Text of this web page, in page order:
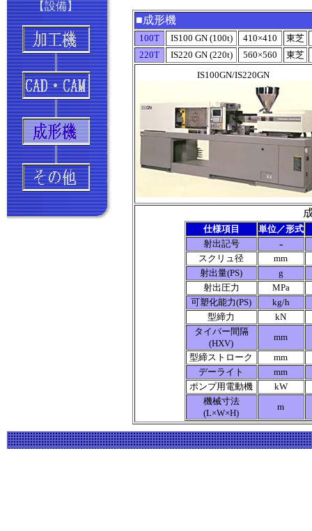
■成形機
100T IS100 GN (100t) 410×410
東芝
220T
IS220 GN (220t) 560×560
東芝
IS100GN/IS220GN
仕様項目
単位／形式
射出記号
-
スクリュ径
mm
射出量(PS)
g
射出圧力
MPa
可塑化能力(PS)
kg/h
型締力
kN
タイバー間隔
(HXV)
mm
型締ストローク
mm
デーライト
mm
ポンプ用電動機
kW
機械寸法
(L×W×H)
m
【設備】